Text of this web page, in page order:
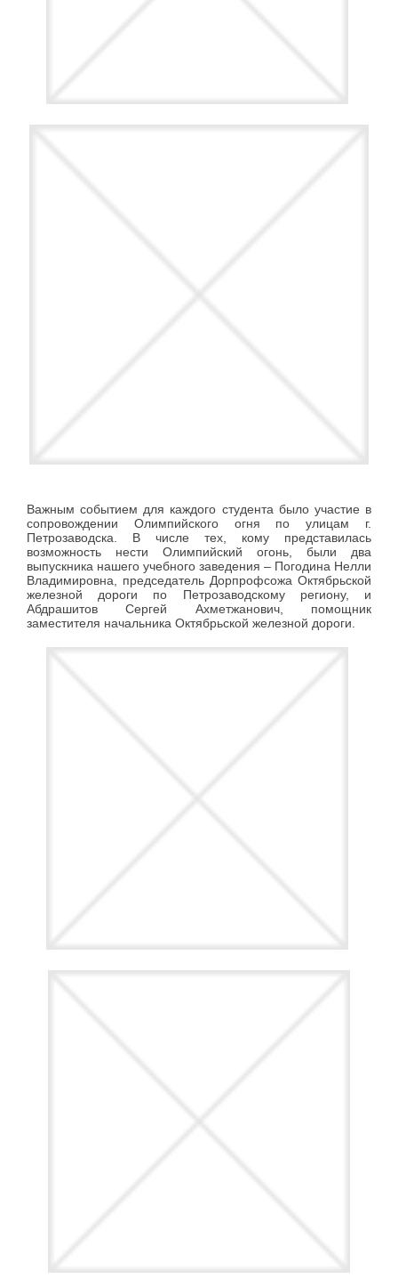
Важным событием для каждого студента было участие в
сопровождении Олимпийского огня по улицам г.
Петрозаводска. В числе тех, кому представилась
возможность нести Олимпийский огонь, были два
выпускника нашего учебного заведения – Погодина Нелли
Владимировна, председатель Дорпрофсожа Октябрьской
железной дороги по Петрозаводскому региону, и
Абдрашитов Сергей Ахметжанович, помощник
заместителя начальника Октябрьской железной дороги.